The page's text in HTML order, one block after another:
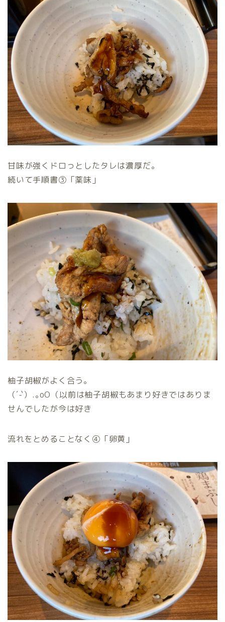
甘味が強くドロっとしたタレは濃厚だ。
続いて手順書③「薬味」
柚子胡椒がよく合う。
（´-`）.｡oO（以前は柚子胡椒もあまり好きではありま
せんでしたが今は好き
流れをとめることなく④「卵黄」